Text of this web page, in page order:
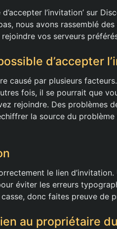
l’invitation’ sur
nous avons rassemblé
vos serveurs
d’accepter
causé par plusieurs
fois, il se pourrait que
rejoindre. Des problèmes
la source du
le lien
éviter les erreurs
donc faites preuve de
au propriétaire